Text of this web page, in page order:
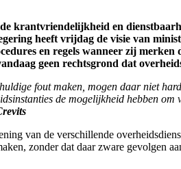
krantvriendelijkheid en
heeft vrijdag de visie van
en regels wanneer zij
geen rechtsgrond dat
fout maken, mogen daar niet
de mogelijkheid hebben
van de verschillende
zonder dat daar zware gevolgen